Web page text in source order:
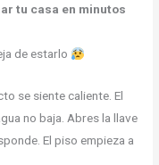
tu casa en minutos
de estarlo
se siente caliente. El
no baja. Abres la llave
El piso empieza a